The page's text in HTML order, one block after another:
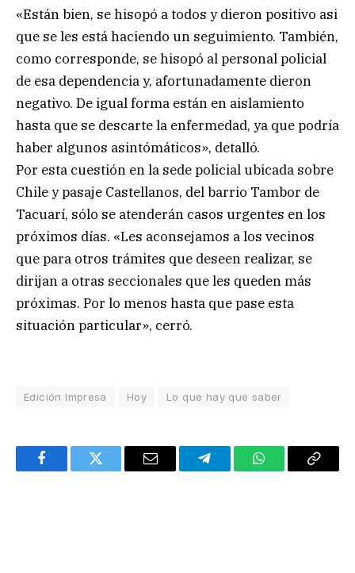
«Están bien, se hisopó a todos y dieron positivo asi
que se les está haciendo un seguimiento. También,
como corresponde, se hisopó al personal policial
de esa dependencia y, afortunadamente dieron
negativo. De igual forma están en aislamiento
hasta que se descarte la enfermedad, ya que podría
haber algunos asintómáticos», detalló.
Por esta cuestión en la sede policial ubicada sobre
Chile y pasaje Castellanos, del barrio Tambor de
Tacuarí, sólo se atenderán casos urgentes en los
próximos días. «Les aconsejamos a los vecinos
que para otros trámites que deseen realizar, se
dirijan a otras seccionales que les queden más
próximas. Por lo menos hasta que pase esta
situación particular», cerró.
Edición Impresa Hoy Lo que hay que saber
FacebookTwitter Email TelegramWhatsAppCopy